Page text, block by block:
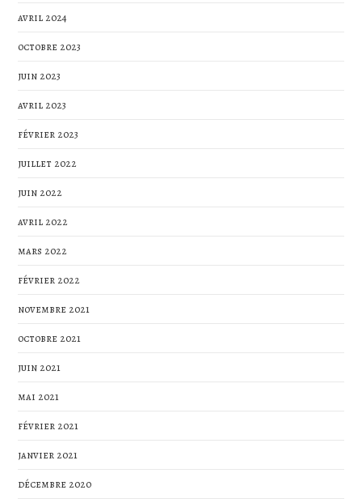
avril 2024
octobre 2023
juin 2023
avril 2023
février 2023
juillet 2022
juin 2022
avril 2022
mars 2022
février 2022
novembre 2021
octobre 2021
juin 2021
mai 2021
février 2021
janvier 2021
décembre 2020